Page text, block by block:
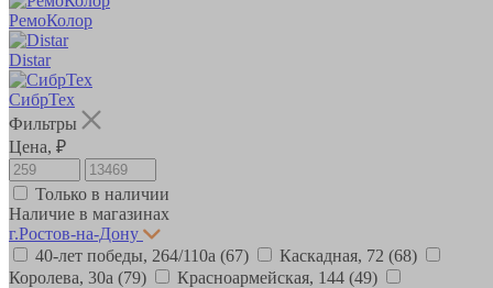
РемоКолор
Distar
СибрТех
Фильтры
Цена, ₽
Только в наличии
Наличие в магазинах
г.Ростов-на-Дону
40-лет победы, 264/110а (67) Каскадная, 72 (68)
Королева, 30а (79) Красноармейская, 144 (49)